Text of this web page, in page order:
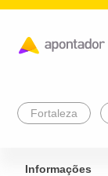
Fortaleza
Informações